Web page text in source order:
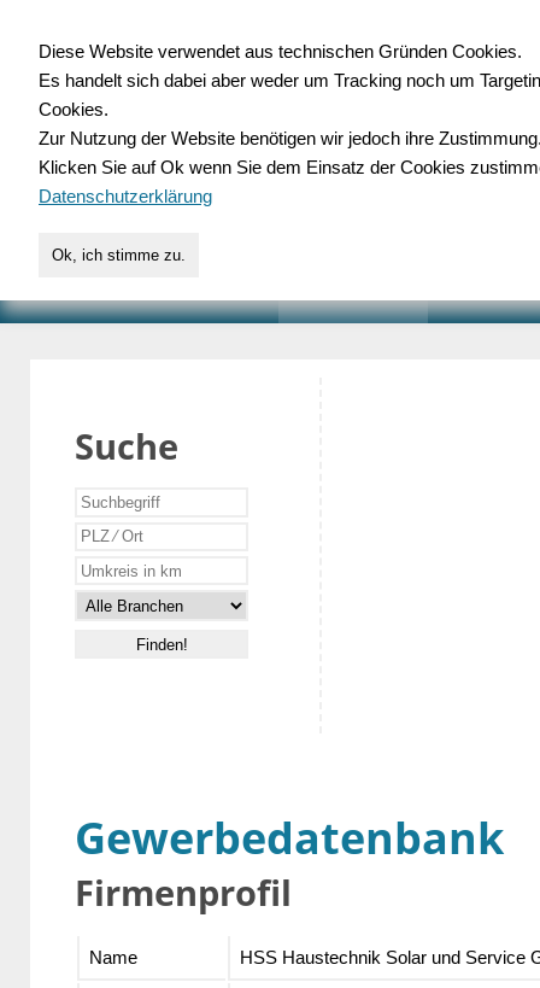
für Handwerk,
Suche
Gewerbedatenbank
Firmenprofil
Name HSS Haustechnik Solar und Service
Diese Website verwendet aus technischen Gründen Cookies.
Es handelt sich dabei aber weder um Tracking noch um
Cookies.
Zur Nutzung der Website benötigen wir jedoch ihre
Klicken Sie auf Ok wenn Sie dem Einsatz der Cookies
Datenschutzerklärung
Ok, ich stimme zu.